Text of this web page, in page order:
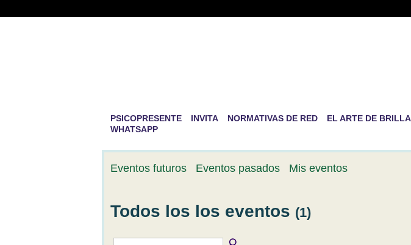
PSICOPRESENTE INVITA NORMATIVAS DE RED EL ARTE DE
WHATSAPP
Eventos futuros Eventos pasados Mis eventos
Todos los los eventos (1)